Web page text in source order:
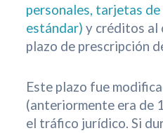
personales, tarjetas
estándar) y créditos al
plazo de prescripción
Este plazo fue
(anteriormente era de
el tráfico jurídico. Si